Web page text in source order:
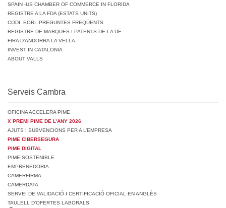
SPAIN -US CHAMBER OF COMMERCE IN FLORIDA
REGISTRE A LA FDA (ESTATS UNITS)
CODI: EORI. PREGUNTES FREQÜENTS
REGISTRE DE MARQUES I PATENTS DE LA UE
FIRA D’ANDORRA LA VELLA
INVEST IN CATALONIA
ABOUT VALLS
Serveis Cambra
OFICINA ACCELERA PIME
X PREMI PIME DE L’ANY 2026
AJUTS I SUBVENCIONS PER A L’EMPRESA
PIME CIBERSEGURA
PIME DIGITAL
PIME SOSTENIBLE
EMPRENEDORIA
CAMERFIRMA
CAMERDATA
SERVEI DE VALIDACIÓ I CERTIFICACIÓ OFICIAL EN ANGLÈS
TAULELL D’OFERTES LABORALS